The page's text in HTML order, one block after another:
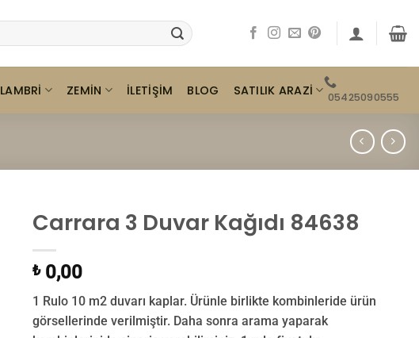
LAMBRI ZEMIN İLETIŞIM BLOG SATILIK ARAZI 05425090555
Carrara 3 Duvar Kağıdı 84638
₺0,00
1 Rulo 10 m2 duvarı kaplar. Ürünle birlikte kombinleride ürün
görsellerinde verilmiştir. Daha sonra arama yaparak